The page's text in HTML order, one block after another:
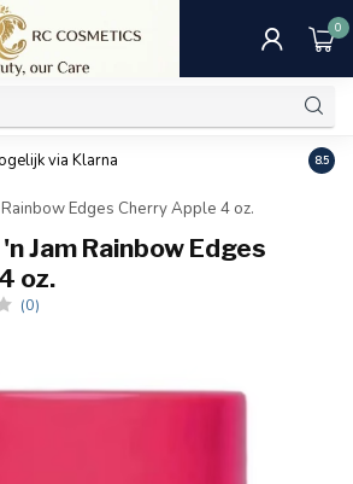
0
via Klarna 8.5
Rainbow Edges Cherry Apple 4 oz.
Jam Rainbow Edges
oz.
(0)